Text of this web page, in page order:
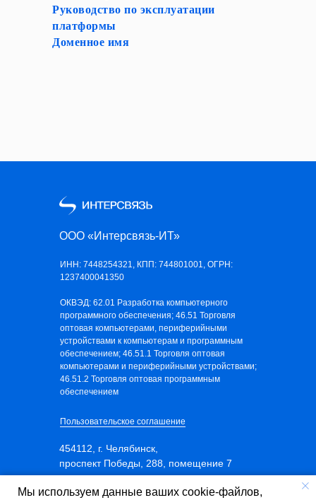
Руководство по эксплуатации
платформы
Доменное имя
454112, г. Челябинск,
проспект Победы, 288, помещение 7
ООО «Интерсвязь-ИТ»
Пользовательское соглашение
ИНН: 7448254321, КПП: 744801001, ОГРН:
1237400041350
ОКВЭД: 62.01 Разработка компьютерного
программного обеспечения; 46.51 Торговля
оптовая компьютерами, периферийными
устройствами к компьютерам и программным
обеспечением; 46.51.1 Торговля оптовая
компьютерами и периферийными устройствами;
46.51.2 Торговля оптовая программным
обеспечением
Мы используем данные ваших cookie-файлов,